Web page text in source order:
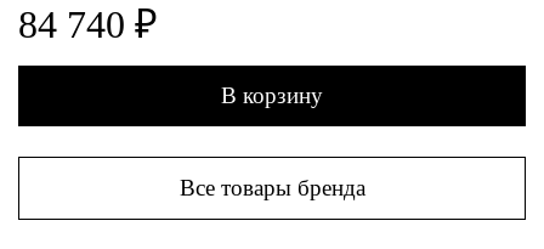
84 740 ₽
В корзину
Все товары бренда